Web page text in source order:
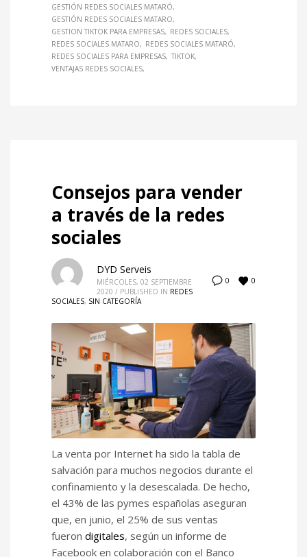
GESTIÓN REDES SOCIALES MATARÓ
GESTIÓN REDES SOCIALES MATARO
GESTION TIKTOK PARA EMPRESAS
REDES SOCIALES
REDES SOCIALES MATARO
REDES SOCIALES MATARÓ
REDES SOCIALES PARA EMPRESAS TIKTOK
VENTAJAS REDES SOCIALES
Consejos para vender
a través de la redes
sociales
0 0
DYD Serveis
MIÉRCOLES, 02 SEPTIEMBRE
2020 / PUBLISHED IN REDES
SOCIALES, SIN CATEGORÍA
La venta por Internet ha sido la tabla de
salvación para muchos negocios durante el
confinamiento y la desescalada. De hecho,
el 43% de las pymes españolas aseguran
que, en junio, el 25% de sus ventas
fueron digitales, según un informe de
Facebook en colaboración con el Banco